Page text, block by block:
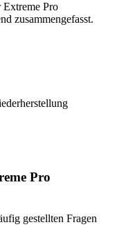
Extreme Pro
zusammengefasst.
Pro
gestellten Fragen